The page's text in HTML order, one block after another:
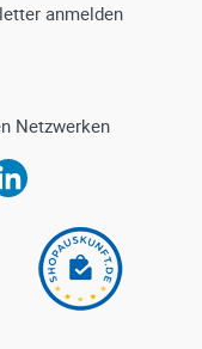
anmelden
Netzwerken